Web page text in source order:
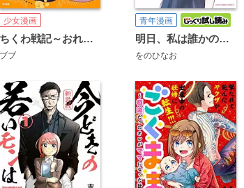
少女漫画
ちくわ戦記～おれのカワイイで地球侵略～
ブブ
青年漫画
明日、私は誰かのカノジョ
をのひなお